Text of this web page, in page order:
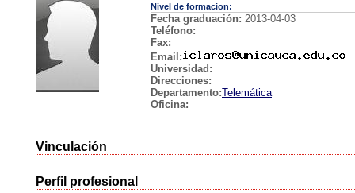
Nivel de formacion:
Fecha graduación: 2013-04-03
Teléfono:
Fax:
Email:
Universidad:
Direcciones:
Departamento:Telemática
Oficina:
Vinculación
Perfil profesional